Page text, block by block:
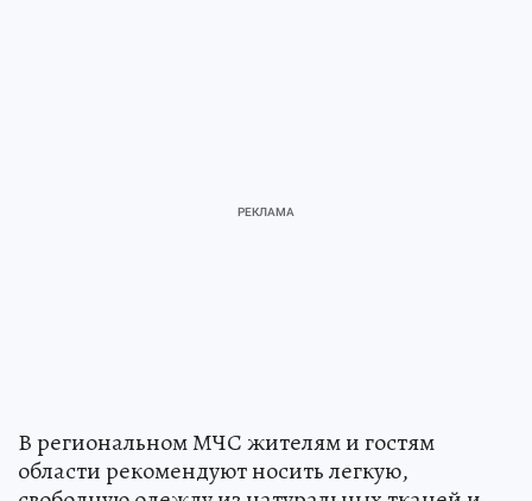
В региональном МЧС жителям и гостям
области рекомендуют носить легкую,